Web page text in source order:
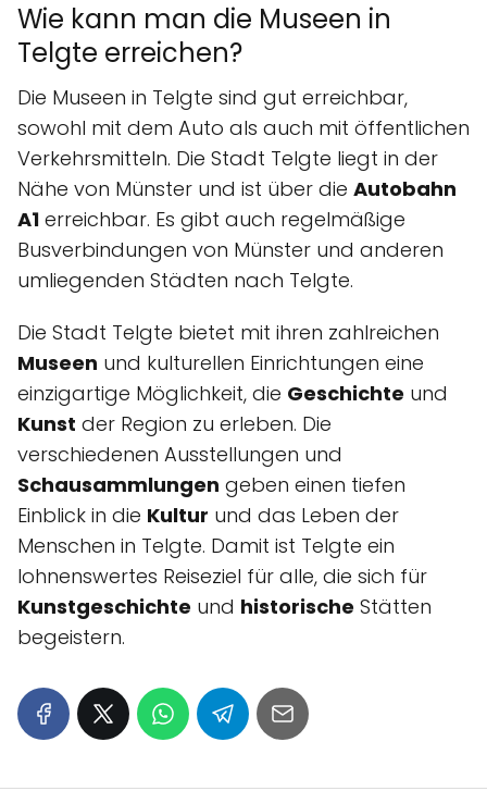
Wie kann man die Museen in
Telgte erreichen?
Die Museen in Telgte sind gut erreichbar,
sowohl mit dem Auto als auch mit öffentlichen
Verkehrsmitteln. Die Stadt Telgte liegt in der
Nähe von Münster und ist über die Autobahn
A1 erreichbar. Es gibt auch regelmäßige
Busverbindungen von Münster und anderen
umliegenden Städten nach Telgte.
Die Stadt Telgte bietet mit ihren zahlreichen
Museen und kulturellen Einrichtungen eine
einzigartige Möglichkeit, die Geschichte und
Kunst der Region zu erleben. Die
verschiedenen Ausstellungen und
Schausammlungen geben einen tiefen
Einblick in die Kultur und das Leben der
Menschen in Telgte. Damit ist Telgte ein
lohnenswertes Reiseziel für alle, die sich für
Kunstgeschichte und historische Stätten
begeistern.